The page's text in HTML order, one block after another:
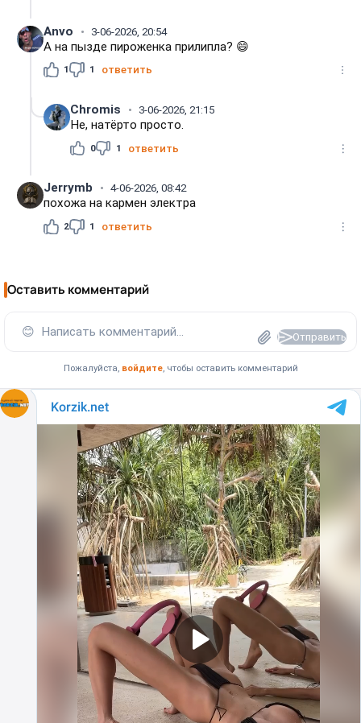
Anvo 3-06-2026, 20:54
А на пызде пироженка прилипла? 😄
1 1 ответить
Chromis 3-06-2026, 21:15
Не, натёрто просто.
0 1 ответить
Jerrymb 4-06-2026, 08:42
похожа на кармен электра
2 1 ответить
Оставить комментарий
😊 Написать комментарий... Отправить
Пожалуйста, войдите, чтобы оставить комментарий